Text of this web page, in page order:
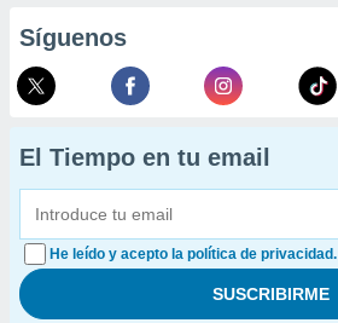
Síguenos
El Tiempo en tu email
He leído y acepto la política de privacidad.